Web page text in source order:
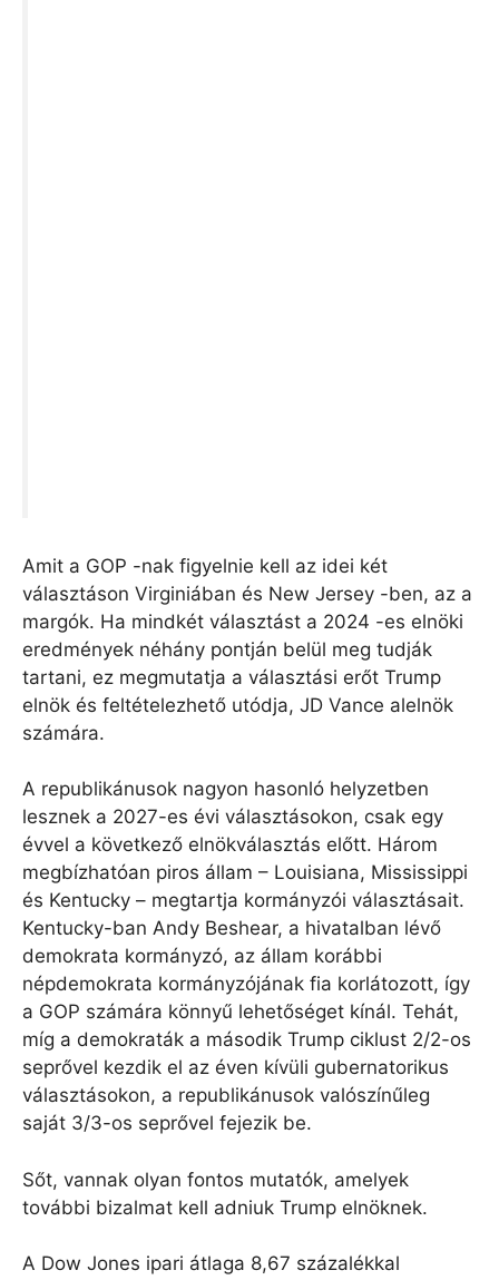
Amit a GOP -nak figyelnie kell az idei két
választáson Virginiában és New Jersey -ben, az a
margók. Ha mindkét választást a 2024 -es elnöki
eredmények néhány pontján belül meg tudják
tartani, ez megmutatja a választási erőt Trump
elnök és feltételezhető utódja, JD Vance alelnök
számára.
A republikánusok nagyon hasonló helyzetben
lesznek a 2027-es évi választásokon, csak egy
évvel a következő elnökválasztás előtt. Három
megbízhatóan piros állam – Louisiana, Mississippi
és Kentucky – megtartja kormányzói választásait.
Kentucky-ban Andy Beshear, a hivatalban lévő
demokrata kormányzó, az állam korábbi
népdemokrata kormányzójának fia korlátozott, így
a GOP számára könnyű lehetőséget kínál. Tehát,
míg a demokraták a második Trump ciklust 2/2-os
seprővel kezdik el az éven kívüli gubernatorikus
választásokon, a republikánusok valószínűleg
saját 3/3-os seprővel fejezik be.
Sőt, vannak olyan fontos mutatók, amelyek
további bizalmat kell adniuk Trump elnöknek.
A Dow Jones ipari átlaga 8,67 százalékkal